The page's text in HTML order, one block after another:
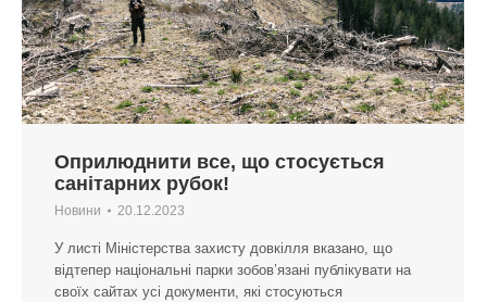
Оприлюднити все, що стосується
санітарних рубок!
Новини 20.12.2023
У листі Міністерства захисту довкілля вказано, що
відтепер національні парки зобов’язані публікувати на
своїх сайтах усі документи, які стосуються